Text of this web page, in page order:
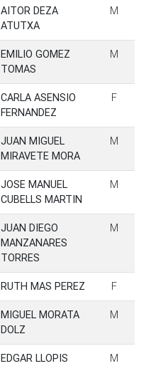
AITOR DEZA
ATUTXA
M
EMILIO GOMEZ
TOMAS
M
CARLA ASENSIO
FERNANDEZ
F
JUAN MIGUEL
MIRAVETE MORA
M
JOSE MANUEL
CUBELLS MARTIN
M
JUAN DIEGO
MANZANARES
TORRES
M
RUTH MAS PEREZ F
MIGUEL MORATA
DOLZ
M
EDGAR LLOPIS M